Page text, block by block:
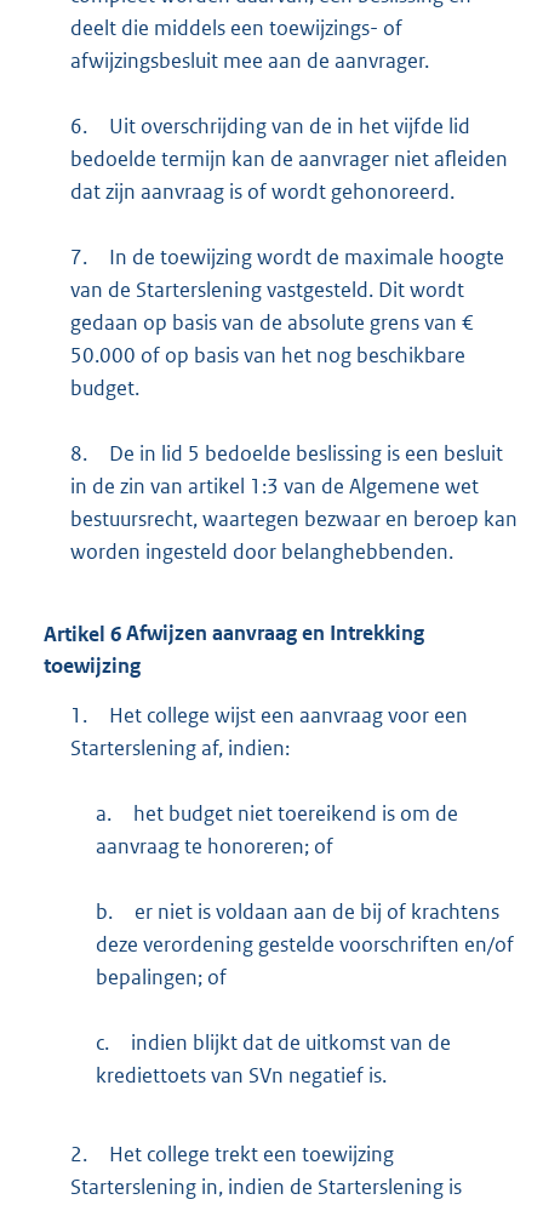
deelt die middels een toewijzings- of
afwijzingsbesluit mee aan de aanvrager.
6.
Uit overschrijding van de in het vijfde lid
bedoelde termijn kan de aanvrager niet afleiden
dat zijn aanvraag is of wordt gehonoreerd.
7.
In de toewijzing wordt de maximale hoogte
van de Starterslening vastgesteld. Dit wordt
gedaan op basis van de absolute grens van €
50.000 of op basis van het nog beschikbare
budget.
8.
De in lid 5 bedoelde beslissing is een besluit
in de zin van artikel 1:3 van de Algemene wet
bestuursrecht, waartegen bezwaar en beroep kan
worden ingesteld door belanghebbenden.
Artikel 6Afwijzen aanvraag en Intrekking
toewijzing
1.
Het college wijst een aanvraag voor een
Starterslening af, indien:
a.
het budget niet toereikend is om de
aanvraag te honoreren; of
b.
er niet is voldaan aan de bij of krachtens
deze verordening gestelde voorschriften en/of
bepalingen; of
c.
indien blijkt dat de uitkomst van de
krediettoets van SVn negatief is.
2.
Het college trekt een toewijzing
Starterslening in, indien de Starterslening is